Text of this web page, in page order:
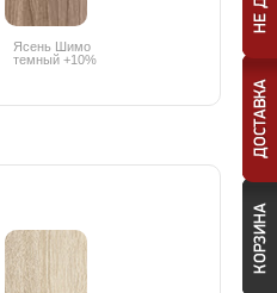
Ясень Шимо
темный +10%